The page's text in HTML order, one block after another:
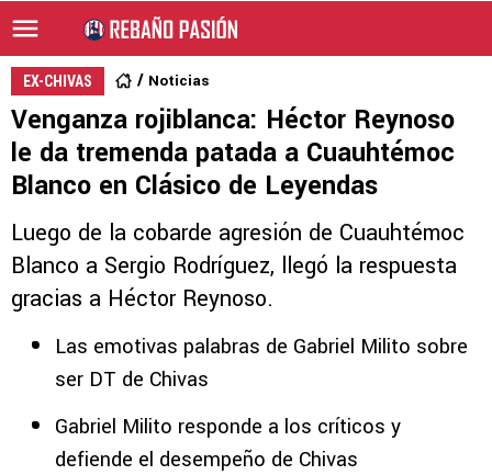
EX-CHIVAS Noticias
Venganza rojiblanca: Héctor Reynoso
le da tremenda patada a Cuauhtémoc
Blanco en Clásico de Leyendas
Luego de la cobarde agresión de Cuauhtémoc
Blanco a Sergio Rodríguez, llegó la respuesta
gracias a Héctor Reynoso.
Las emotivas palabras de Gabriel Milito sobre
ser DT de Chivas
Gabriel Milito responde a los críticos y
defiende el desempeño de Chivas